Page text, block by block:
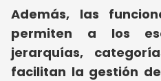
Además, las
permiten a los
jerarquías,
facilitan la gestión